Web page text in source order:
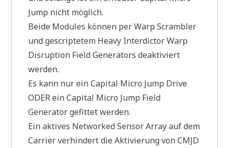
Jump nicht möglich.
Beide Modules können per Warp Scrambler
und gescriptetem Heavy Interdictor Warp
Disruption Field Generators deaktiviert
werden.
Es kann nur ein Capital Micro Jump Drive
ODER ein Capital Micro Jump Field
Generator gefittet werden.
Ein aktives Networked Sensor Array auf dem
Carrier verhindert die Aktivierung von CMJD